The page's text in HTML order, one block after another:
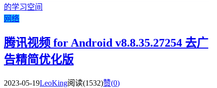
网络
腾讯视频 for Android v8.8.35.27254 去广
告精简优化版
2023-05-19LeoKing阅读(1532)赞(0)